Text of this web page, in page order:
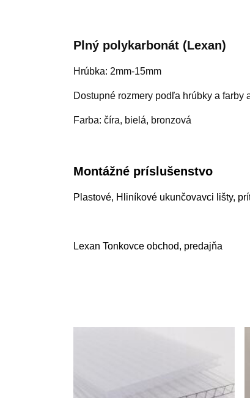
Plný polykarbonát (Lexan)
Hrúbka: 2mm-15mm
Dostupné rozmery podľa hrúbky a farby
Farba: číra, bielá, bronzová
Montážné príslušenstvo
Plastové, Hliníkové ukunčovavci lišty,
Lexan Tonkovce obchod, predajňa